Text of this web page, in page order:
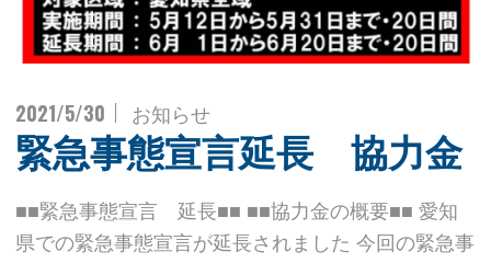
2021/5/30 お知らせ
緊急事態宣言延長 協力金
■■緊急事態宣言 延長■■ ■■協力金の概要■■ 愛知
県での緊急事態宣言が延長されました 今回の緊急事